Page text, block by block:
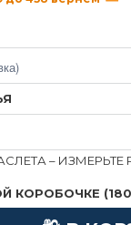
– ИЗМЕРЬТЕ
КОРОБОЧКЕ